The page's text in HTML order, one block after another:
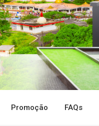
Promoção FAQs